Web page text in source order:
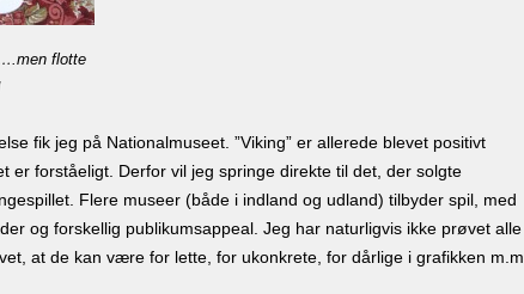
flotte
fik jeg på Nationalmuseet. ”Viking” er allerede blevet positivt
er forståeligt. Derfor vil jeg springe direkte til det, der solgte
Flere museer (både i indland og udland) tilbyder spil, med
og forskellig publikumsappeal. Jeg har naturligvis ikke prøvet alle
at de kan være for lette, for ukonkrete, for dårlige i grafikken m.m.